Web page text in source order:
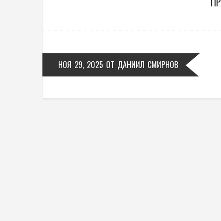
НОЯ 29, 2025 ОТ ДАНИИЛ СМИРНОВ